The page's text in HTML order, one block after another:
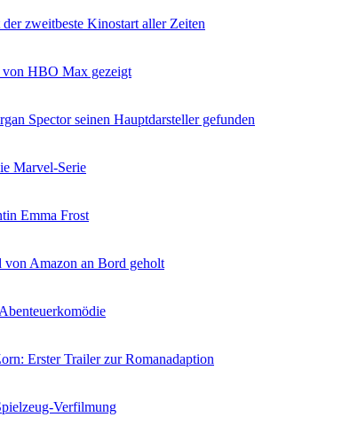
zweitbeste Kinostart aller Zeiten
HBO Max gezeigt
Spector seinen Hauptdarsteller gefunden
Marvel-Serie
Emma Frost
Amazon an Bord geholt
Erster Trailer zur Romanadaption
Verfilmung